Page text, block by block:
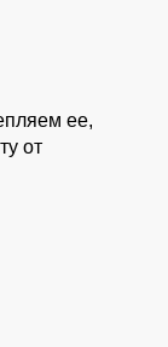
ее,
от